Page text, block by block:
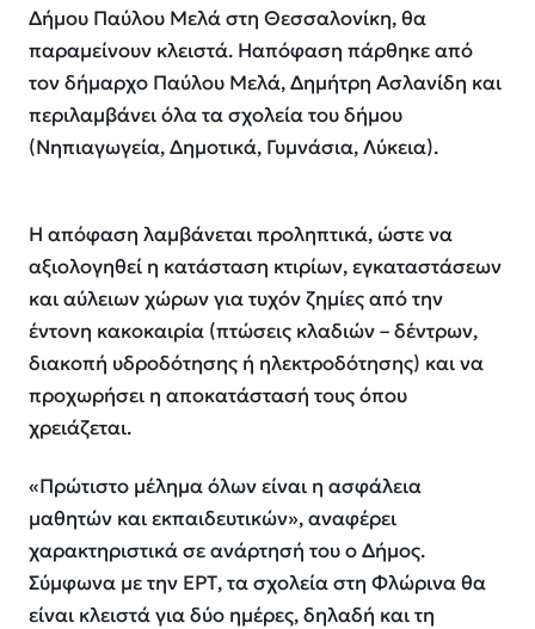
Δήμου Παύλου Μελά στη Θεσσαλονίκη, θα
παραμείνουν κλειστά. Ηαπόφαση πάρθηκε από
τον δήμαρχο Παύλου Μελά, Δημήτρη Ασλανίδη και
περιλαμβάνει όλα τα σχολεία του δήμου
(Νηπιαγωγεία, Δημοτικά, Γυμνάσια, Λύκεια).
Η απόφαση λαμβάνεται προληπτικά, ώστε να
αξιολογηθεί η κατάσταση κτιρίων, εγκαταστάσεων
και αύλειων χώρων για τυχόν ζημίες από την
έντονη κακοκαιρία (πτώσεις κλαδιών – δέντρων,
διακοπή υδροδότησης ή ηλεκτροδότησης) και να
προχωρήσει η αποκατάστασή τους όπου
χρειάζεται.
«Πρώτιστο μέλημα όλων είναι η ασφάλεια
μαθητών και εκπαιδευτικών», αναφέρει
χαρακτηριστικά σε ανάρτησή του ο Δήμος.
Σύμφωνα με την ΕΡΤ, τα σχολεία στη Φλώρινα θα
είναι κλειστά για δύο ημέρες, δηλαδή και τη